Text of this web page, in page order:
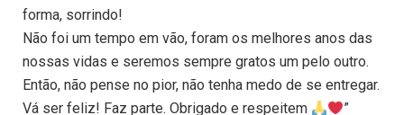
forma, sorrindo!
Não foi um tempo em vão, foram os melhores anos das
nossas vidas e seremos sempre gratos um pelo outro.
Então, não pense no pior, não tenha medo de se entregar.
Vá ser feliz! Faz parte. Obrigado e respeitem
”